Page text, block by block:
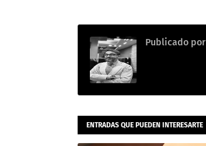
Publicado por
ENTRADAS QUE PUEDEN INTERESARTE